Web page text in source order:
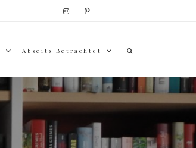
Abseits Betrachtet